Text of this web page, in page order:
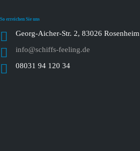
So erreichen Sie uns
Georg-Aicher-Str. 2, 83026 Rosenheim
info@schiffs-feeling.de
08031 94 120 34